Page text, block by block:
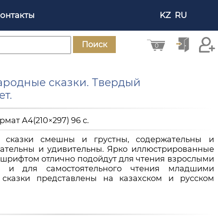
KZ RU
Поиск 0
сказки. Твердый
A4(210×297) 96 с.
сказки смешны и грустны, содержательны и
и удивительны. Ярко иллюстрированные
отлично подойдут для чтения взрослыми
и для самостоятельного чтения младшими
представлены на казахском и русском